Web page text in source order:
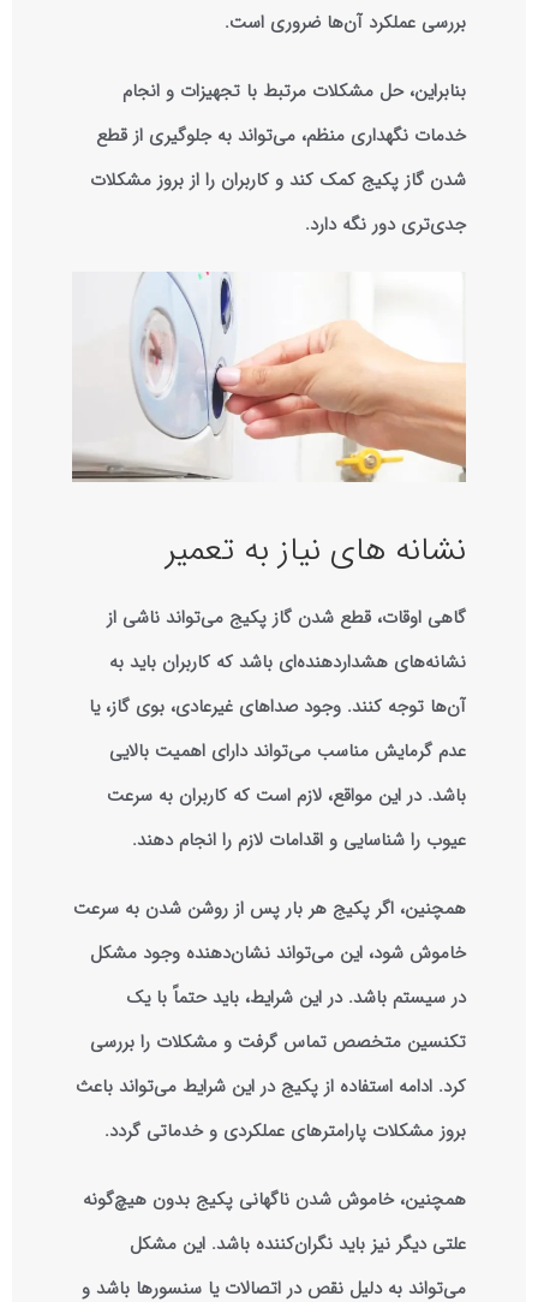
بررسی عملکرد آن‌ها ضروری است.
بنابراین، حل مشکلات مرتبط با تجهیزات و انجام
خدمات نگهداری منظم، می‌تواند به جلوگیری از قطع
شدن گاز پکیج کمک کند و کاربران را از بروز مشکلات
جدی‌تری دور نگه دارد.
نشانه‌ های نیاز به تعمیر
گاهی اوقات، قطع شدن گاز پکیج می‌تواند ناشی از
نشانه‌های هشداردهنده‌ای باشد که کاربران باید به
آن‌ها توجه کنند. وجود صداهای غیرعادی، بوی گاز، یا
عدم گرمایش مناسب می‌تواند دارای اهمیت بالایی
باشد. در این مواقع، لازم است که کاربران به سرعت
عیوب را شناسایی و اقدامات لازم را انجام دهند.
همچنین، اگر پکیج هر بار پس از روشن شدن به سرعت
خاموش شود، این می‌تواند نشان‌دهنده وجود مشکل
در سیستم باشد. در این شرایط، باید حتماً با یک
تکنسین متخصص تماس گرفت و مشکلات را بررسی
کرد. ادامه استفاده از پکیج در این شرایط می‌تواند باعث
بروز مشکلات پارامتر‌های عملکردی و خدماتی گردد.
همچنین، خاموش شدن ناگهانی پکیج بدون هیچ‌گونه
علتی دیگر نیز باید نگران‌کننده باشد. این مشکل
می‌تواند به دلیل نقص در اتصالات یا سنسورها باشد و